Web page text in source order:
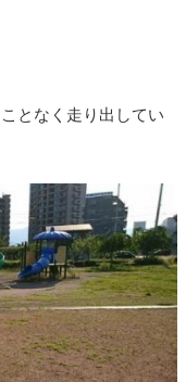
となく走り出してい